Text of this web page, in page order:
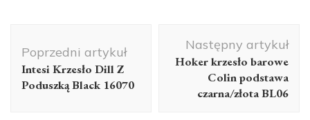
wpisu
Poprzedni artykuł
Intesi Krzesło Dill Z
Poduszką Black 16070
Następny artykuł
Hoker krzesło barowe
Colin podstawa
czarna/złota BL06